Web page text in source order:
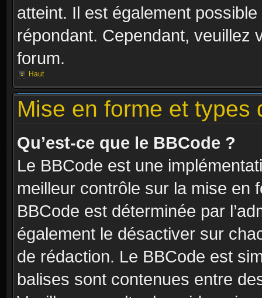
atteint. Il est également
répondant. Cependant, veuillez
forum.
Haut
Mise en forme et types
Qu’est-ce que le BBCode ?
Le BBCode est une
meilleur contrôle sur la mise en
BBCode est déterminée par
également le désactiver sur
de rédaction. Le BBCode est
balises sont contenues entre